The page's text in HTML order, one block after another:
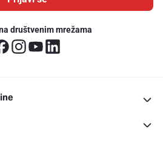
društvenim mrežama